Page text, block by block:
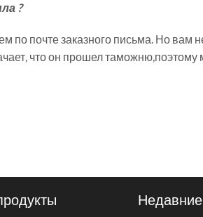
?
по почте заказного письма. Но вам
что он прошел